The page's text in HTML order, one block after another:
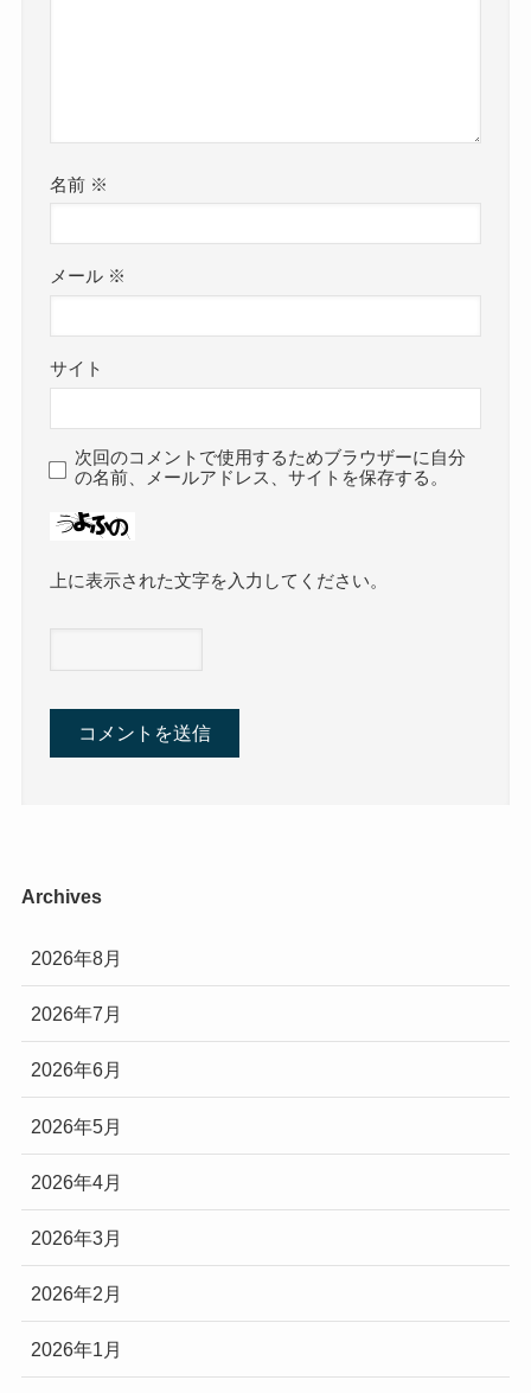
名前 ※
メール ※
サイト
次回のコメントで使用するためブラウザーに自分
の名前、メールアドレス、サイトを保存する。
上に表示された文字を入力してください。
Archives
2026年8月
2026年7月
2026年6月
2026年5月
2026年4月
2026年3月
2026年2月
2026年1月